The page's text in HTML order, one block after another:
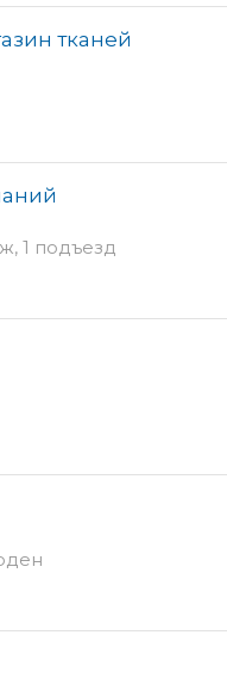
тканей
1 подъезд